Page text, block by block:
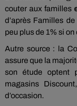
couter aux familles
d’après Familles
peu plus de 1% si on
Autre source : la
assure que la
son étude optent
magasins
d’occasion.